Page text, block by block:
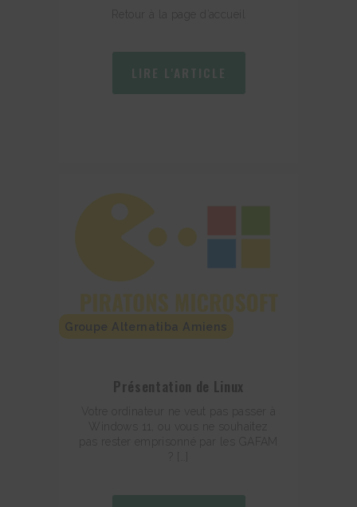
LIRE L'ARTICLE
Groupe Alternatiba Amiens
Présentation de Linux
Windows 11, ou vous ne souhaitez
pas rester emprisonné par les GAFAM